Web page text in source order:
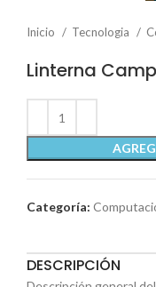
Inicio Tecnologia
Linterna Camp
Categoría:
DESCRIPCIÓN